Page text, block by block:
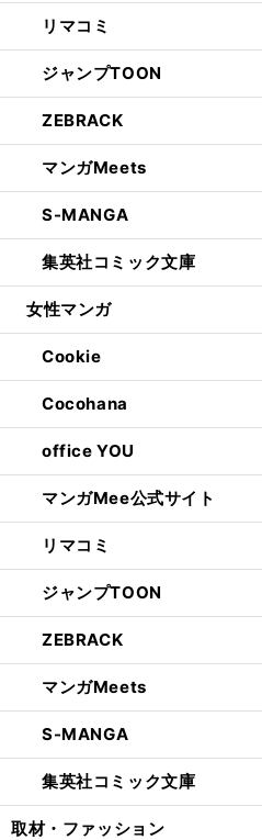
リマコミ
ジャンプTOON
ZEBRACK
マンガMeets
S-MANGA
集英社コミック文庫
女性マンガ
Cookie
Cocohana
office YOU
マンガMee公式サイト
リマコミ
ジャンプTOON
ZEBRACK
マンガMeets
S-MANGA
集英社コミック文庫
取材・ファッション